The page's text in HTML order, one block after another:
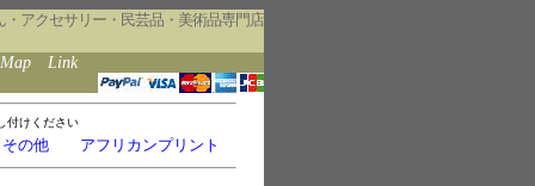
アクセサリー・民芸品・美術品専門店
Link
付けください
の他 アフリカンプリント